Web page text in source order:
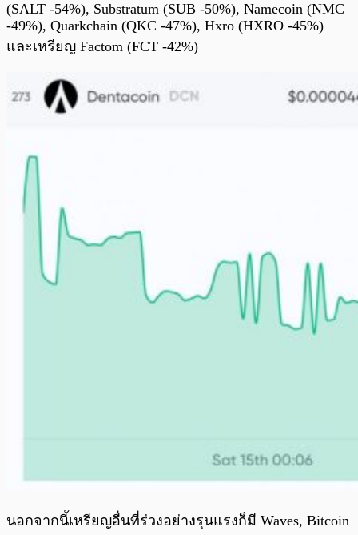
(SALT -54%), Substratum (SUB -50%), Namecoin (NMC
-49%), Quarkchain (QKC -47%), Hxro (HXRO -45%)
และเหรียญ Factom (FCT -42%)
นอกจากนี้เหรียญอื่นที่ร่วงอย่างรุนแรงก็มี Waves, Bitcoin